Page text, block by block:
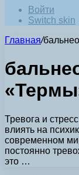
Войти
Switch skin
Главная/
Тревога и
влиять на
современном
постоянно
это …